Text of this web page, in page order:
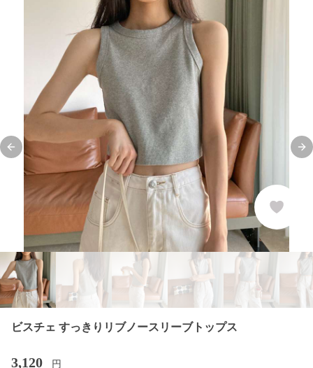
Previous slide
ビスチェ すっきりリブノースリーブトップス
3,120 円